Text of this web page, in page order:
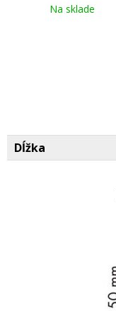
Na sklade
Dĺžka